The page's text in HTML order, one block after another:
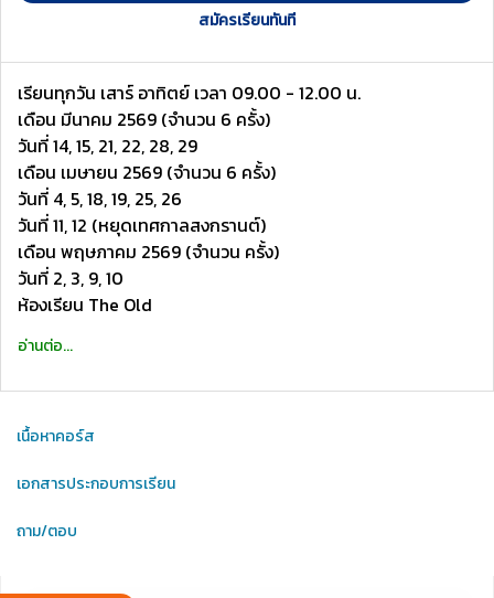
สมัครเรียนทันที
เรียนทุกวัน เสาร์ อาทิตย์ เวลา 09.00 - 12.00 น.
เดือน มีนาคม 2569 (จำนวน 6 ครั้ง)
วันที่ 14, 15, 21, 22, 28, 29
เดือน เมษายน 2569 (จำนวน 6 ครั้ง)
วันที่ 4, 5, 18, 19, 25, 26
วันที่ 11, 12 (หยุดเทศกาลสงกรานต์)
เดือน พฤษภาคม 2569 (จำนวน ครั้ง)
วันที่ 2, 3, 9, 10
ห้องเรียน The Old
อ่านต่อ...
เนื้อหาคอร์ส
เอกสารประกอบการเรียน
ถาม/ตอบ